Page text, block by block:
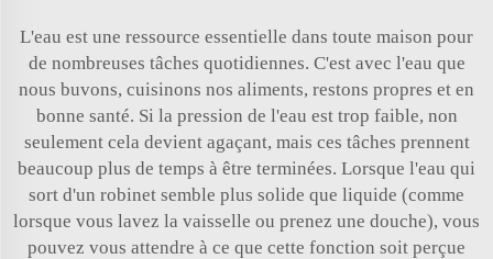
L'eau est une ressource essentielle dans toute maison pour
de nombreuses tâches quotidiennes. C'est avec l'eau que
nous buvons, cuisinons nos aliments, restons propres et en
bonne santé. Si la pression de l'eau est trop faible, non
seulement cela devient agaçant, mais ces tâches prennent
beaucoup plus de temps à être terminées. Lorsque l'eau qui
sort d'un robinet semble plus solide que liquide (comme
lorsque vous lavez la vaisselle ou prenez une douche), vous
pouvez vous attendre à ce que cette fonction soit perçue